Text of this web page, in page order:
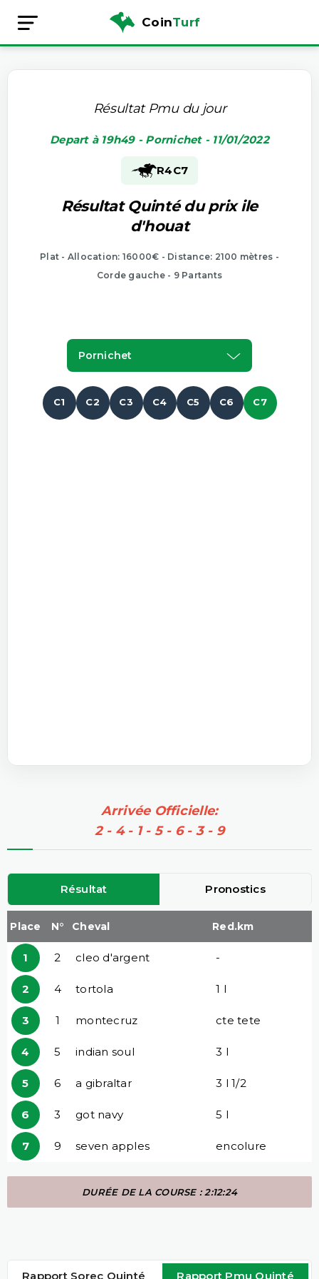
CoinTurf
Résultat Pmu du jour
Depart à 19h49 - Pornichet - 11/01/2022
R4C7
Résultat Quinté du prix ile
d'houat
Plat - Allocation: 16000€ - Distance: 2100 mètres -
Corde gauche - 9 Partants
Pornichet
C1 C2 C3 C4 C5 C6 C7
Arrivée Officielle:
2 - 4 - 1 - 5 - 6 - 3 - 9
Résultat Pronostics
Place N° Cheval Red.km
1 2 cleo d'argent -
2 4 tortola 1 l
3 1 montecruz cte tete
4 5 indian soul 3 l
5 6 a gibraltar 3 l 1/2
6 3 got navy 5 l
7 9 seven apples encolure
DURÉE DE LA COURSE : 2:12:24
Rapport Sorec Quinté Rapport Pmu Quinté